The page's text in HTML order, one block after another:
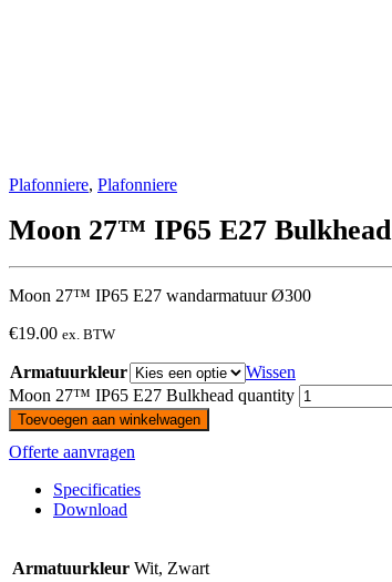
Plafonniere, Plafonniere
Moon 27™ IP65 E27 Bulkhead
Moon 27™ IP65 E27 wandarmatuur Ø300
€19.00 ex. BTW
Armatuurkleur
Wissen
Moon 27™ IP65 E27 Bulkhead quantity
Toevoegen aan winkelwagen
Offerte aanvragen
Specificaties
Download
Armatuurkleur Wit, Zwart